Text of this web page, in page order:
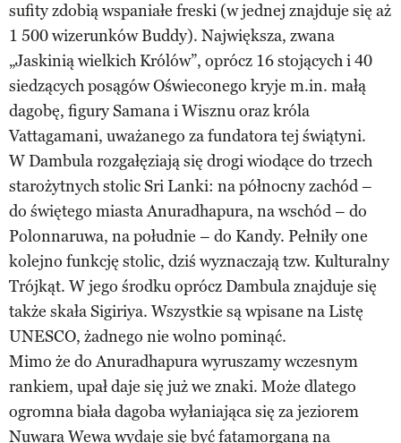
sufity zdobią wspaniałe freski (w jednej znajduje się aż
1 500 wizerunków Buddy). Największa, zwana
„Jaskinią wielkich Królów”, oprócz 16 stojących i 40
siedzących posągów Oświeconego kryje m.in. małą
dagobę, figury Samana i Wisznu oraz króla
Vattagamani, uważanego za fundatora tej świątyni.
W Dambula rozgałęziają się drogi wiodące do trzech
starożytnych stolic Sri Lanki: na północny zachód –
do świętego miasta Anuradhapura, na wschód – do
Polonnaruwa, na południe – do Kandy. Pełniły one
kolejno funkcję stolic, dziś wyznaczają tzw. Kulturalny
Trójkąt. W jego środku oprócz Dambula znajduje się
także skała Sigiriya. Wszystkie są wpisane na Listę
UNESCO, żadnego nie wolno pominąć.
Mimo że do Anuradhapura wyruszamy wczesnym
rankiem, upał daje się już we znaki. Może dlatego
ogromna biała dagoba wyłaniająca się za jeziorem
Nuwara Wewa wydaje się być fatamorganą na